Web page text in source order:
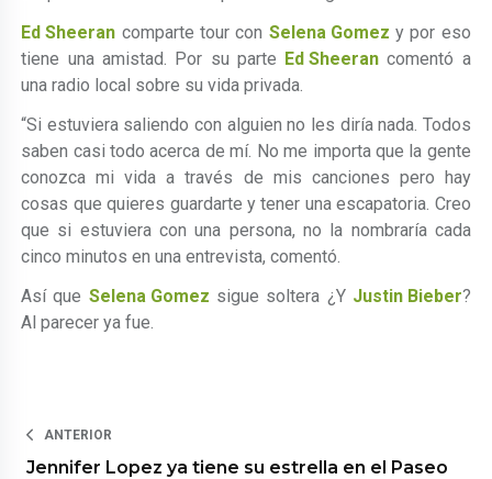
Ed Sheeran comparte tour con Selena Gomez y por eso
tiene una amistad. Por su parte Ed Sheeran comentó a
una radio local sobre su vida privada.
“Si estuviera saliendo con alguien no les diría nada. Todos
saben casi todo acerca de mí. No me importa que la gente
conozca mi vida a través de mis canciones pero hay
cosas que quieres guardarte y tener una escapatoria. Creo
que si estuviera con una persona, no la nombraría cada
cinco minutos en una entrevista, comentó.
Así que Selena Gomez sigue soltera ¿Y Justin Bieber?
Al parecer ya fue.
ANTERIOR
Jennifer Lopez ya tiene su estrella en el Paseo